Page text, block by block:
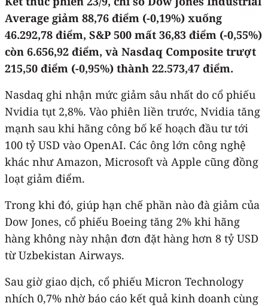
Average giảm 88,76 điểm (-0,19%) xuống
46.292,78 điểm, S&P 500 mất 36,83 điểm (-0,55%)
còn 6.656,92 điểm, và Nasdaq Composite trượt
215,50 điểm (-0,95%) thành 22.573,47 điểm.
Nasdaq ghi nhận mức giảm sâu nhất do cổ phiếu
Nvidia tụt 2,8%. Vào phiên liền trước, Nvidia tăng
mạnh sau khi hãng công bố kế hoạch đầu tư tới
100 tỷ USD vào OpenAI. Các ông lớn công nghệ
khác như Amazon, Microsoft và Apple cũng đồng
loạt giảm điểm.
Trong khi đó, giúp hạn chế phần nào đà giảm của
Dow Jones, cổ phiếu Boeing tăng 2% khi hãng
hàng không này nhận đơn đặt hàng hơn 8 tỷ USD
từ Uzbekistan Airways.
Sau giờ giao dịch, cổ phiếu Micron Technology
nhích 0,7% nhờ báo cáo kết quả kinh doanh cùng